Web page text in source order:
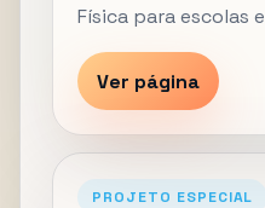
Física para escolas
Ver página
PROJETO ESPECIAL